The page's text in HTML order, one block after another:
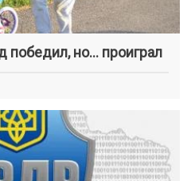
победил, но… проиграл